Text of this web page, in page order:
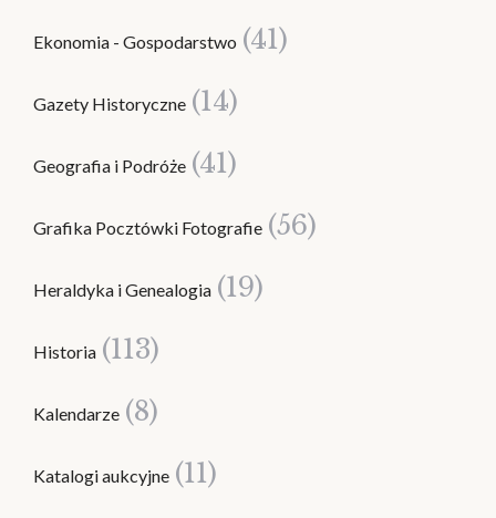
Ekonomia - Gospodarstwo (41)
Gazety Historyczne (14)
Geografia i Podróże (41)
Grafika Pocztówki Fotografie (56)
Heraldyka i Genealogia (19)
Historia (113)
Kalendarze (8)
Katalogi aukcyjne (11)